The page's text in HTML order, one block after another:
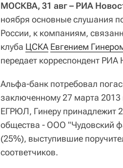
МОСКВА, 31 авг – РИА
ноября основные слушания
России, к компаниям,
клуба ЦСКА Евгением
передает корреспондент РИА
Альфа-банк потребовал
заключенному 27 марта
ЕГРЮЛ, Гинеру принадлежит
общества - ООО "Чудовский
(25%), выступившие
соответчиков.